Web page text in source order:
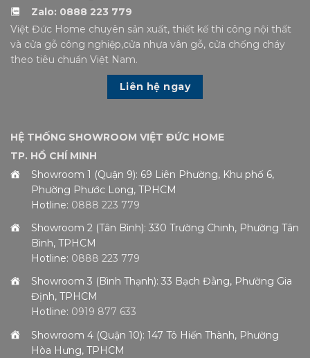
Zalo: 0888 223 779
Việt Đức Home chuyên sản xuất, thiết kế thi công nội thất
và cửa gỗ công nghiệp,cửa nhựa vân gỗ, cửa chống cháy
theo tiêu chuẩn Việt Nam.
Liên hệ ngay
HỆ THỐNG SHOWROOM VIỆT ĐỨC HOME
TP. HỒ CHÍ MINH
Showroom 1 (Quận 9): 69 Liên Phường, Khu phố 6,
Phường Phước Long, TPHCM
Hotline: 0888 223 779
Showroom 2 (Tân Bình): 330 Trường Chinh, Phường Tân
Bình, TPHCM
Hotline: 0888 223 779
Showroom 3 (Bình Thạnh): 33 Bạch Đằng, Phường Gia
Định, TPHCM
Hotline: 0919 877 633
Showroom 4 (Quận 10): 147 Tô Hiến Thành, Phường
Hòa Hưng, TPHCM